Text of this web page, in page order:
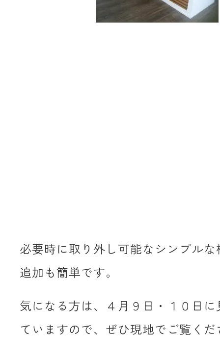
必要時に取り外し可能なシンプル
追加も簡単です。
気になる方は、４月９日・１０日
ていますので、ぜひ現地でご覧くだ